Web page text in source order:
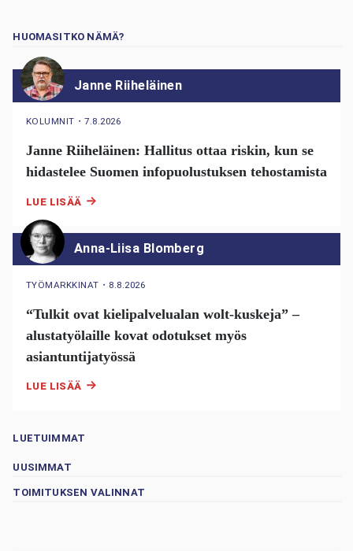
HUOMASITKO NÄMÄ?
Janne Riiheläinen
KOLUMNIT ・7.8.2026
Janne Riiheläinen: Hallitus ottaa riskin, kun se
hidastelee Suomen infopuolustuksen tehostamista
LUE LISÄÄ
Anna-Liisa Blomberg
TYÖMARKKINAT ・ 8.8.2026
“Tulkit ovat kielipalvelualan wolt-kuskeja” –
alustatyölaille kovat odotukset myös
asiantuntijatyössä
LUE LISÄÄ
LUETUIMMAT
UUSIMMAT
TOIMITUKSEN VALINNAT